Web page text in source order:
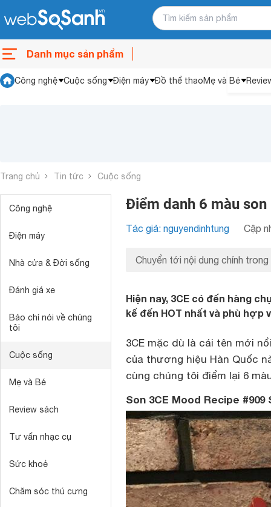
Danh mục sản phẩm
Công nghệ Cuộc sống Điện máy Đồ thể thaoMẹ và Bé
Trang chủ Tin tức Cuộc sống
Công nghệ
Điện máy
Nhà cửa & Đời sống
Đánh giá xe
Báo chí nói về chúng
tôi
Cuộc sống
Mẹ và Bé
Review sách
Tư vấn nhạc cụ
Sức khoẻ
Chăm sóc thú cưng
Điểm danh 6 màu son
Tác giả: nguyendinhtung Cập
Chuyển tới nội dung chính trong
Hiện nay, 3CE có đến hàng
kể đến HOT nhất và phù hợp
3CE mặc dù là cái tên mới
của thương hiệu Hàn Quốc
cùng chúng tôi điểm lại 6
Son 3CE Mood Recipe